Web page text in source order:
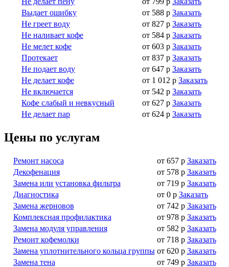
Выдает ошибку
от 588 р Заказать
Не греет воду
от 827 р Заказать
Не наливает кофе
от 584 р Заказать
Не мелет кофе
от 603 р Заказать
Протекает
от 837 р Заказать
Не подает воду
от 647 р Заказать
Не делает кофе
от 1 012 р Заказать
Не включается
от 542 р Заказать
Кофе слабый и невкусный
от 627 р Заказать
Не делает пар
от 624 р Заказать
Цены по услугам
Ремонт насоса от 657 р Заказать
Декофенация
от 578 р Заказать
Замена или установка фильтра
от 719 р Заказать
Диагностика
от 0 р Заказать
Замена жерновов
от 742 р Заказать
Комплексная профилактика
от 978 р Заказать
Замена модуля управления
от 582 р Заказать
Ремонт кофемолки
от 718 р Заказать
Замена уплотнительного кольца группы от 620 р Заказать
Замена тена
от 749 р Заказать